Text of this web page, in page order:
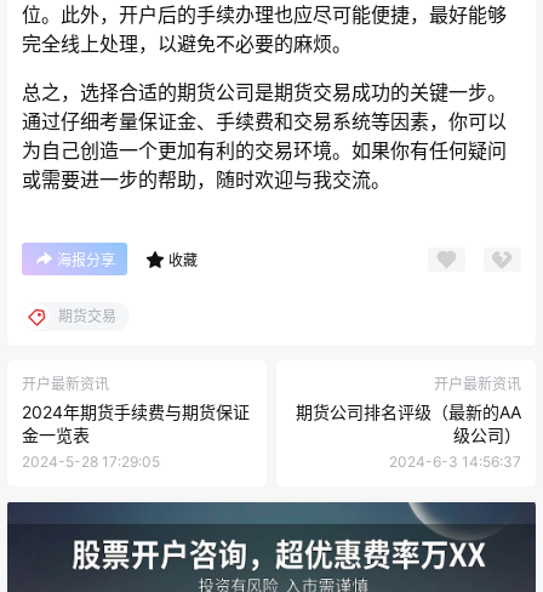
位。此外，开户后的手续办理也应尽可能便捷，最好能够
完全线上处理，以避免不必要的麻烦。
总之，选择合适的期货公司是期货交易成功的关键一步。
通过仔细考量保证金、手续费和交易系统等因素，你可以
为自己创造一个更加有利的交易环境。如果你有任何疑问
或需要进一步的帮助，随时欢迎与我交流。
海报分享 收藏
期货交易
开户最新资讯
2024年期货手续费与期货保证
金一览表
2024-5-28 17:29:05
开户最新资讯
期货公司排名评级（最新的AA
级公司）
2024-6-3 14:56:37